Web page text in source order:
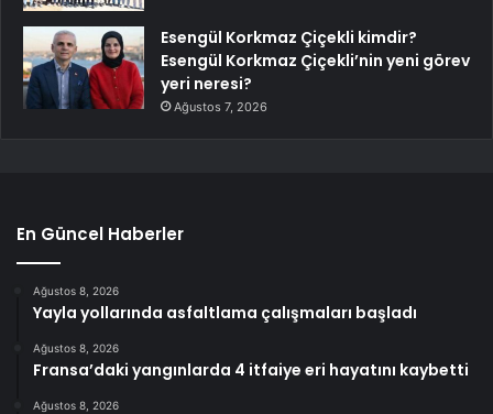
Esengül Korkmaz Çiçekli kimdir?
Esengül Korkmaz Çiçekli’nin yeni görev
yeri neresi?
Ağustos 7, 2026
En Güncel Haberler
Ağustos 8, 2026
Yayla yollarında asfaltlama çalışmaları başladı
Ağustos 8, 2026
Fransa’daki yangınlarda 4 itfaiye eri hayatını kaybetti
Ağustos 8, 2026